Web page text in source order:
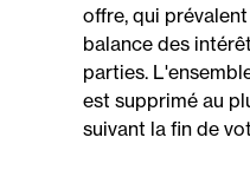
offre, qui prévalent
balance des
parties.
est supprimé au
suivant la fin de